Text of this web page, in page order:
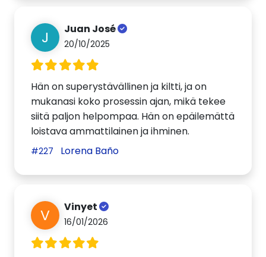
J Juan José
20/10/2025
Hän on superystävällinen ja kiltti, ja on
mukanasi koko prosessin ajan, mikä tekee
siitä paljon helpompaa. Hän on epäilemättä
loistava ammattilainen ja ihminen.
#227 Lorena Baño
V Vinyet
16/01/2026